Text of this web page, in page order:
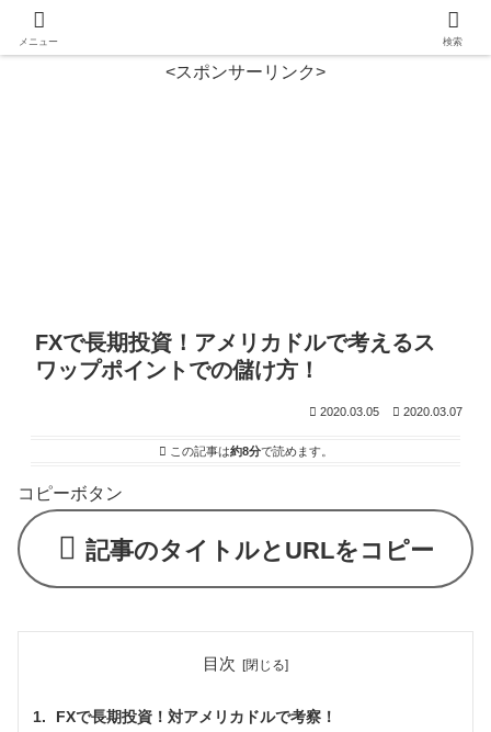
<スポンサーリンク>
FXで長期投資！アメリカドルで考えるス
ワップポイントでの儲け方！
2020.03.05 2020.03.07
この記事は約8分で読めます。
コピーボタン
記事のタイトルとURLをコピー
目次
FXで長期投資！対アメリカドルで考察！
メニュー 検索